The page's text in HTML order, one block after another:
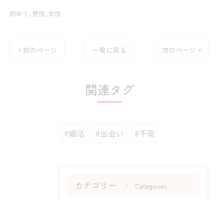
初めて 男性 女性
< 前のページ 一覧に戻る 次のページ >
関連タグ
#婚活 #出会い #不安
カテゴリー Categories